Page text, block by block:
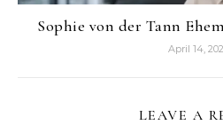
Sophie von der Tann
April 14,
LEAVE A